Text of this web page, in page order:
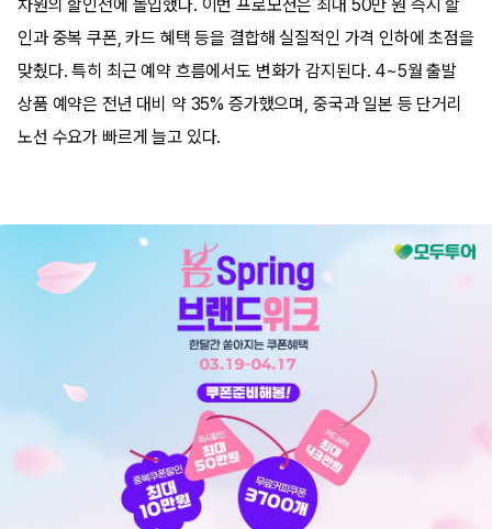
차원의 할인전에 돌입했다. 이번 프로모션은 최대 50만 원 즉시 할
인과 중복 쿠폰, 카드 혜택 등을 결합해 실질적인 가격 인하에 초점을
맞췄다. 특히 최근 예약 흐름에서도 변화가 감지된다. 4~5월 출발
상품 예약은 전년 대비 약 35% 증가했으며, 중국과 일본 등 단거리
노선 수요가 빠르게 늘고 있다.